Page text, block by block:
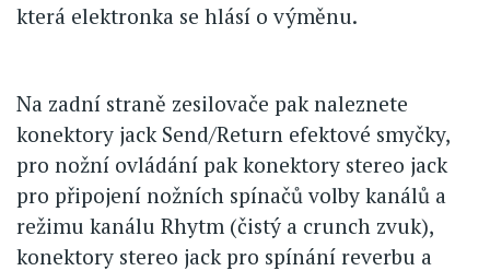
která elektronka se hlásí o výměnu.
Na zadní straně zesilovače pak naleznete
konektory jack Send/Return efektové smyčky,
pro nožní ovládání pak konektory stereo jack
pro připojení nožních spínačů volby kanálů a
režimu kanálu Rhytm (čistý a crunch zvuk),
konektory stereo jack pro spínání reverbu a